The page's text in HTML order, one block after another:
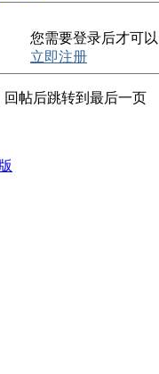
回帖后跳转到最后一页
您需要登录后才可
立即注册